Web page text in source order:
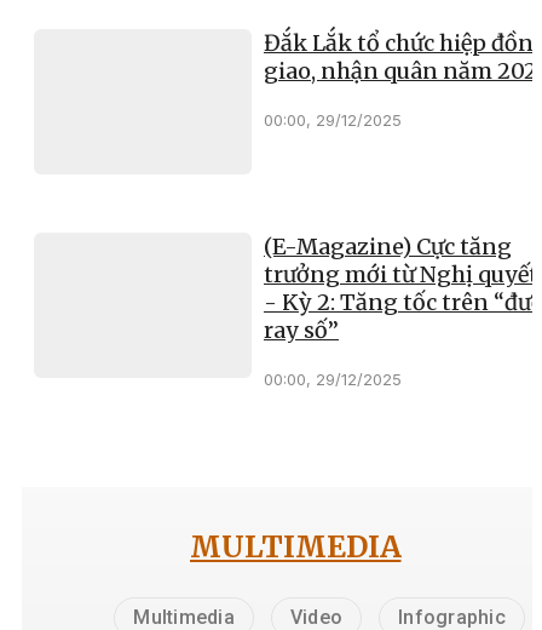
Đắk Lắk tổ chức hiệp
giao, nhận quân năm
00:00, 29/12/2025
(E-Magazine) Cực tăng
trưởng mới từ Nghị quyết
- Kỳ 2: Tăng tốc trên
ray số”
00:00, 29/12/2025
MULTIMEDIA
Multimedia Video Infographic